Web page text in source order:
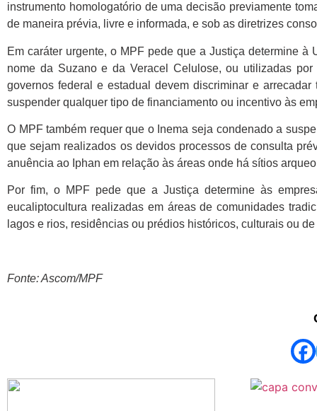
instrumento homologatório de uma decisão previamente
de maneira prévia, livre e informada, e sob as diretrizes
Em caráter urgente, o MPF pede que a Justiça determine
nome da Suzano e da Veracel Celulose, ou utilizadas
governos federal e estadual devem discriminar e
suspender qualquer tipo de financiamento ou incentivo às
O MPF também requer que o Inema seja condenado a
que sejam realizados os devidos processos de consulta
anuência ao Iphan em relação às áreas onde há sítios
Por fim, o MPF pede que a Justiça determine às
eucaliptocultura realizadas em áreas de comunidades
lagos e rios, residências ou prédios históricos, culturais ou
Fonte: Ascom/MPF